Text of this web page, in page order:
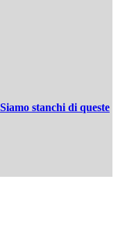
stanchi di queste